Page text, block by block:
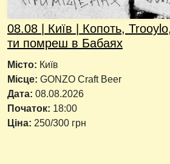
08.08 | Київ | Копоть,
ти помреш в Бабаях
Місто: Київ
Місце: GONZO Craft Beer
Дата: 08.08.2026
Початок: 18:00
Ціна: 250/300 грн